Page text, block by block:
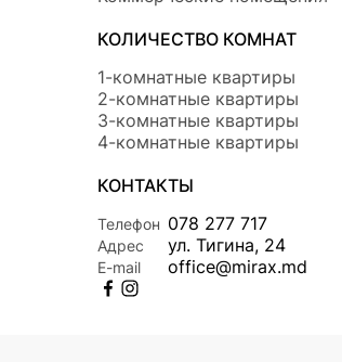
КОЛИЧЕСТВО КОМНАТ
1-комнатные квартиры
2-комнатные квартиры
3-комнатные квартиры
4-комнатные квартиры
КОНТАКТЫ
Телефон 078 277 717
Адрес ул. Тигина, 24
E-mail office@mirax.md